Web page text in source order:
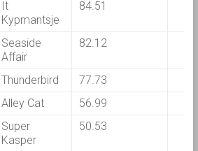
It
Kypmantsje
84.51
Seaside
Affair
82.12
Thunderbird
77.73
Alley Cat
56.99
Super
Kasper
50.53